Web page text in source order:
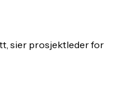
sier prosjektleder for